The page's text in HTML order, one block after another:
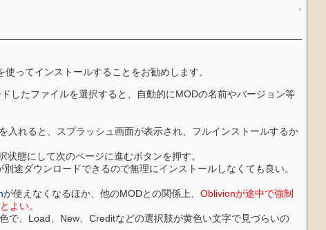
↑
使ってインストールすることをお勧めします。
したファイルを選択すると、自動的にMODの名前やバージョン等
れると、スプラッシュ画面が表示され、フルインストールするか
態にして次のページに進むボタンを押す。
途ダウンロードできるので無理にインストールしなくても良い。
が使えなくなるほか、他のMODとの関係上、 Oblivionが途中で強制
よい。
で、Load、New、Creditなどの選択肢が黄色い文字で見づらいの